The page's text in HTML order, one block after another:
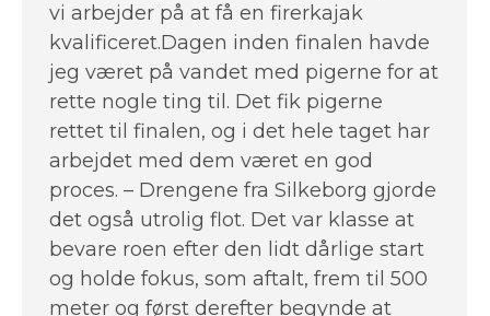
vi arbejder på at få en firerkajak
kvalificeret.Dagen inden finalen havde
jeg været på vandet med pigerne for at
rette nogle ting til. Det fik pigerne
rettet til finalen, og i det hele taget har
arbejdet med dem været en god
proces. – Drengene fra Silkeborg gjorde
det også utrolig flot. Det var klasse at
bevare roen efter den lidt dårlige start
og holde fokus, som aftalt, frem til 500
meter og først derefter begynde at